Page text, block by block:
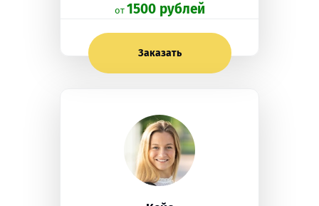
oт 1500 рублей
Заказать